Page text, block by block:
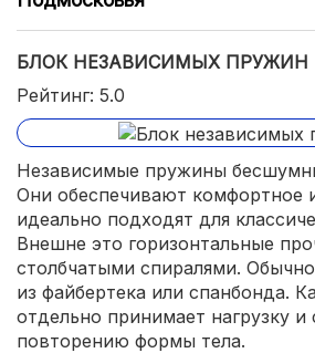
БЛОК НЕЗАВИСИМЫХ ПРУЖИН
Рейтинг: 5.0
Независимые пружины
Они обеспечивают комфортное
идеально подходят для
Внешне это горизонтальные
столбчатыми спиралями.
из файбертека или спанбонда.
отдельно принимает нагрузку и
повторению формы тела.